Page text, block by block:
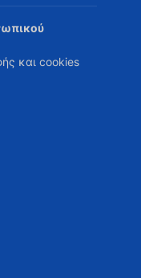
και cookies